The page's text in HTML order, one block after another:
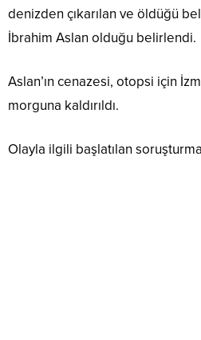
denizden çıkarılan ve öldüğü
İbrahim Aslan olduğu belirlendi.
Aslan’ın cenazesi, otopsi için
morguna kaldırıldı.
Olayla ilgili başlatılan